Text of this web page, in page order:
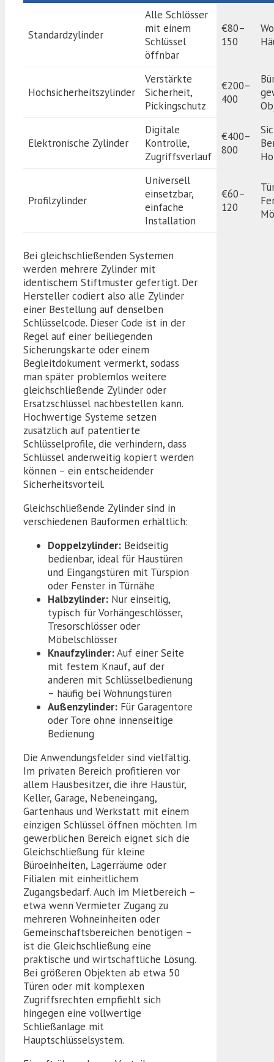
Standardzylinder
Alle Schlösser
mit einem
Schlüssel
öffnbar
€80–
150
Hochsicherheitszylinder
Verstärkte
Sicherheit,
Pickingschutz
€200–
400
Elektronische Zylinder
Digitale
Kontrolle,
Zugriffsverlauf
€400–
800
Profilzylinder
Universell
einsetzbar,
einfache
Installation
€60–
120
Bei gleichschließenden Systemen
werden mehrere Zylinder mit
identischem Stiftmuster gefertigt. Der
Hersteller codiert also alle Zylinder
einer Bestellung auf denselben
Schlüsselcode. Dieser Code ist in der
Regel auf einer beiliegenden
Sicherungskarte oder einem
Begleitdokument vermerkt, sodass
man später problemlos weitere
gleichschließende Zylinder oder
Ersatzschlüssel nachbestellen kann.
Hochwertige Systeme setzen
zusätzlich auf patentierte
Schlüsselprofile, die verhindern, dass
Schlüssel anderweitig kopiert werden
können – ein entscheidender
Sicherheitsvorteil.
Gleichschließende Zylinder sind in
verschiedenen Bauformen erhältlich:
Doppelzylinder: Beidseitig
bedienbar, ideal für Haustüren
und Eingangstüren mit Türspion
oder Fenster in Türnähe
Halbzylinder: Nur einseitig,
typisch für Vorhängeschlösser,
Tresorschlösser oder
Möbelschlösser
Knaufzylinder:Auf einer Seite
mit festem Knauf, auf der
anderen mit Schlüsselbedienung
– häufig bei Wohnungstüren
Außenzylinder: Für Garagentore
oder Tore ohne innenseitige
Bedienung
Die Anwendungsfelder sind vielfältig.
Im privaten Bereich profitieren vor
allem Hausbesitzer, die ihre Haustür,
Keller, Garage, Nebeneingang,
Gartenhaus und Werkstatt mit einem
einzigen Schlüssel öffnen möchten. Im
gewerblichen Bereich eignet sich die
Gleichschließung für kleine
Büroeinheiten, Lagerräume oder
Filialen mit einheitlichem
Zugangsbedarf. Auch im Mietbereich –
etwa wenn Vermieter Zugang zu
mehreren Wohneinheiten oder
Gemeinschaftsbereichen benötigen –
ist die Gleichschließung eine
praktische und wirtschaftliche Lösung.
Bei größeren Objekten ab etwa 50
Türen oder mit komplexen
Zugriffsrechten empfiehlt sich
hingegen eine vollwertige
Schließanlage mit
Hauptschlüsselsystem.